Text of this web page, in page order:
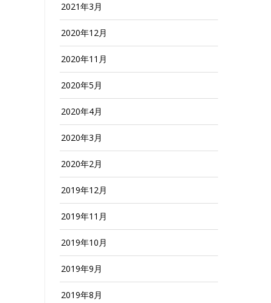
2021年3月
2020年12月
2020年11月
2020年5月
2020年4月
2020年3月
2020年2月
2019年12月
2019年11月
2019年10月
2019年9月
2019年8月